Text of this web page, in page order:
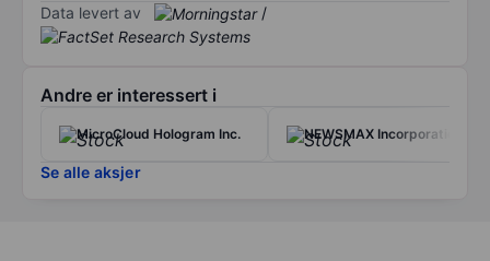
Data levert av /
Andre er interessert i
MicroCloud Hologram Inc. NEWSMAX Incorporation
Se alle aksjer